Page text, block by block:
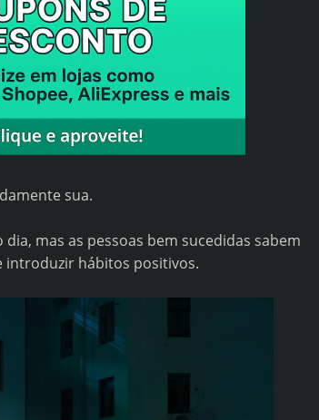
sua.
mas as pessoas bem sucedidas sabem
introduzir hábitos positivos.